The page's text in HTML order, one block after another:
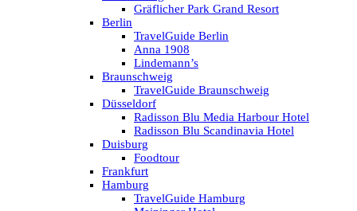
Gräflicher Park Grand Resort
Berlin
TravelGuide Berlin
Anna 1908
Lindemann’s
Braunschweig
TravelGuide Braunschweig
Düsseldorf
Radisson Blu Media Harbour Hotel
Radisson Blu Scandinavia Hotel
Duisburg
Foodtour
Frankfurt
Hamburg
TravelGuide Hamburg